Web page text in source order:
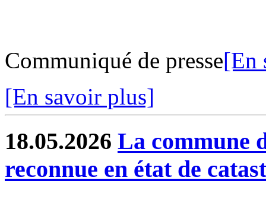
Communiqué de presse[En
[En savoir plus]
18.05.2026 La commune
reconnue en état de